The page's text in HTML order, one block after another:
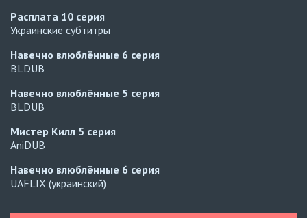
Расплата 10 серия
Украинские субтитры
Навечно влюблённые 6 серия
BLDUB
Навечно влюблённые 5 серия
BLDUB
Мистер Килл 5 серия
AniDUB
Навечно влюблённые 6 серия
UAFLIX (украинский)